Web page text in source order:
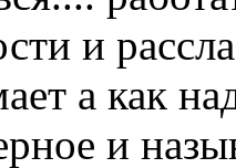
и
а как
и